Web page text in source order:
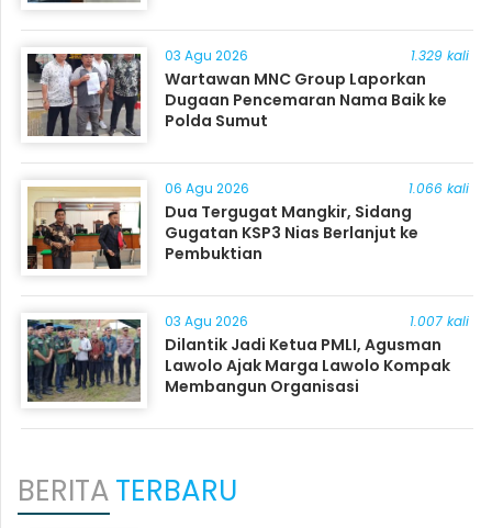
03 Agu 2026 1.329 kali
Wartawan MNC Group Laporkan
Dugaan Pencemaran Nama Baik ke
Polda Sumut
06 Agu 2026 1.066 kali
Dua Tergugat Mangkir, Sidang
Gugatan KSP3 Nias Berlanjut ke
Pembuktian
03 Agu 2026 1.007 kali
Dilantik Jadi Ketua PMLI, Agusman
Lawolo Ajak Marga Lawolo Kompak
Membangun Organisasi
BERITATERBARU